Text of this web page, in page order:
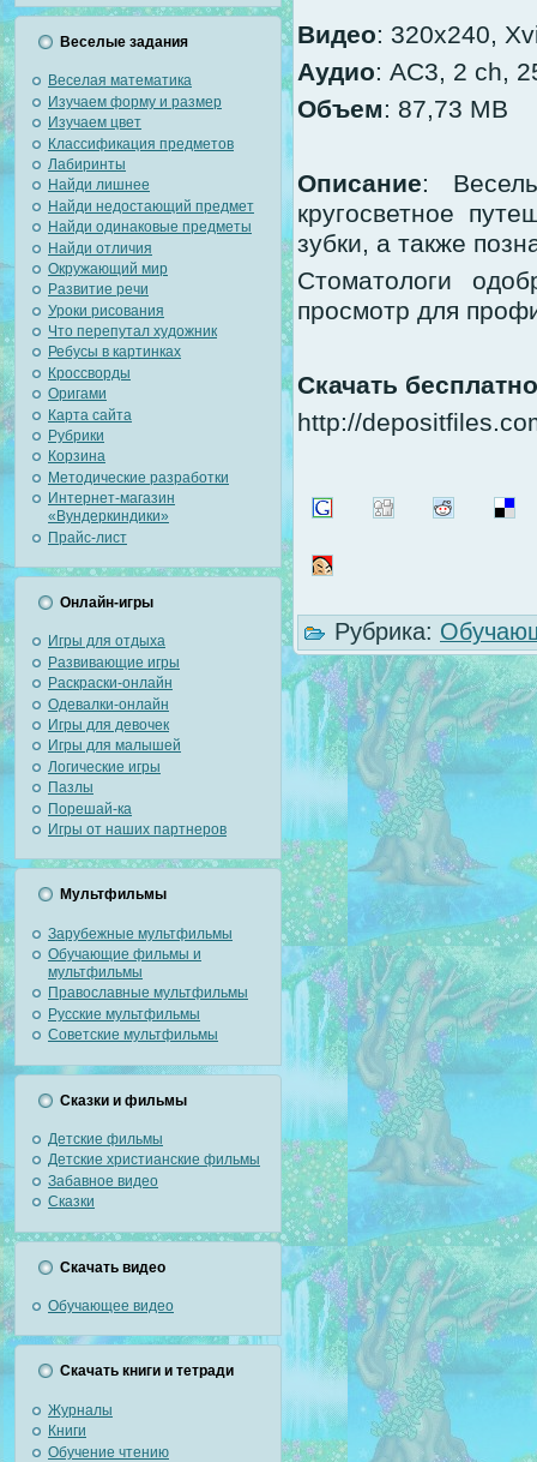
Веселые задания
Веселая математика
Изучаем форму и размер
Изучаем цвет
Классификация предметов
Лабиринты
Найди лишнее
Найди недостающий предмет
Найди одинаковые предметы
Найди отличия
Окружающий мир
Развитие речи
Уроки рисования
Что перепутал художник
Ребусы в картинках
Кроссворды
Оригами
Карта сайта
Рубрики
Корзина
Методические разработки
Интернет-магазин
«Вундеркиндики»
Прайс-лист
Онлайн-игры
Игры для отдыха
Развивающие игры
Раскраски-онлайн
Одевалки-онлайн
Игры для девочек
Игры для малышей
Логические игры
Пазлы
Порешай-ка
Игры от наших партнеров
Мультфильмы
Зарубежные мультфильмы
Обучающие фильмы и
мультфильмы
Православные мультфильмы
Русские мультфильмы
Советские мультфильмы
Сказки и фильмы
Детские фильмы
Детские христианские фильмы
Забавное видео
Сказки
Скачать видео
Обучающее видео
Скачать книги и тетради
Журналы
Книги
Обучение чтению
Видео: 320x240,
Аудио: AC3, 2 ch,
Объем: 87,73 MB
Описание:
кругосветное
зубки, а также
Стоматологи
просмотр для
Скачать бесплатно
http://
Рубрика: